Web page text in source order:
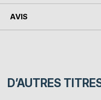
AVIS
D’AUTRES